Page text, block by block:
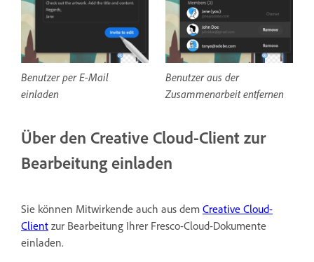
Benutzer aus der
Zusammenarbeit entfernen
Benutzer per E-Mail
einladen
Über den Creative Cloud-Client zur
Bearbeitung einladen
Sie können Mitwirkende auch aus dem Creative Cloud-
Client zur Bearbeitung Ihrer Fresco-Cloud-Dokumente
einladen.